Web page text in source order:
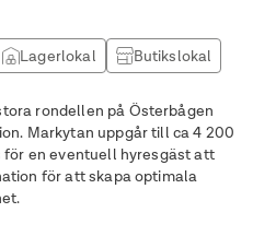
Lagerlokal Butikslokal
rondellen på Österbågen
Markytan uppgår till ca 4 200
en eventuell hyresgäst att
för att skapa optimala